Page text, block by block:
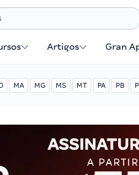
Artigos Gran
MA MG MS MT PA PB